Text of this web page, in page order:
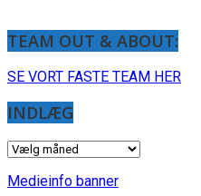
TEAM OUT & ABOUT:
SE VORT FASTE TEAM HER
INDLÆG
INDLÆG
Medieinfo banner